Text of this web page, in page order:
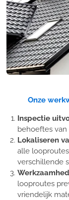
Onze
Inspectie
behoeftes
Lokaliseren
alle
verschillende
looproutes
vriendelijk